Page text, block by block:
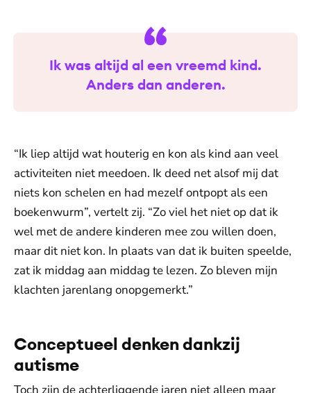
Ik was altijd al een vreemd kind.
Anders dan anderen.
“Ik liep altijd wat houterig en kon als kind aan veel
activiteiten niet meedoen. Ik deed net alsof mij dat
niets kon schelen en had mezelf ontpopt als een
boekenwurm”, vertelt zij. “Zo viel het niet op dat ik
wel met de andere kinderen mee zou willen doen,
maar dit niet kon. In plaats van dat ik buiten speelde,
zat ik middag aan middag te lezen. Zo bleven mijn
klachten jarenlang onopgemerkt.”
Conceptueel denken dankzij
autisme